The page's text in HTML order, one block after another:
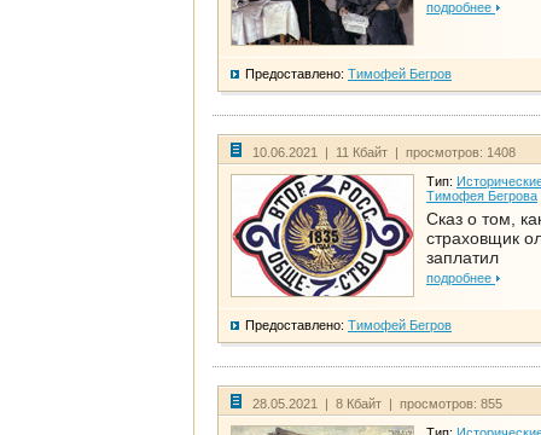
подробнее
Предоставлено: Тимофей Бегров
10.06.2021 | 11 Кбайт | просмотров: 1408
Тип:
Тимофея Бегрова
Сказ о том,
страховщик
заплатил
подробнее
Предоставлено: Тимофей Бегров
28.05.2021 | 8 Кбайт | просмотров: 855